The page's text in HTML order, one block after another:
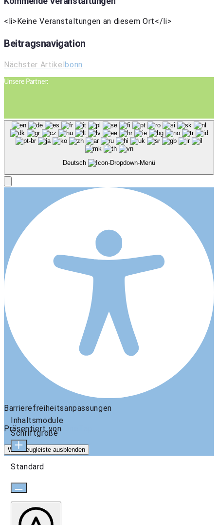
<li>Keine Veranstaltungen an diesem Ort</li>
Beitragsnavigation
Nächster Artikel bonn
Unsere Partner:
Deutsch
Barrierefreiheitsanpassungen
Präsentiert von
Werkzeugleiste ausblenden
Inhaltsmodule
Schriftgröße
Standard